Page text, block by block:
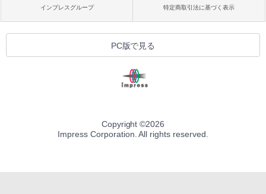
インプレスグループ 特定商取引法に基づく表示
PC版で見る
Copyright ©2026
Impress Corporation. All rights reserved.